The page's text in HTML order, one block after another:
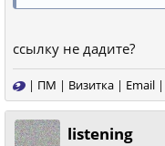
ссылку не дадите?
| ПМ | Визитка | Email |
listening